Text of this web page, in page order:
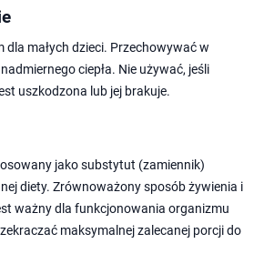
dla małych dzieci. Przechowywać w
ciepła. Nie używać, jeśli
uszkodzona lub jej brakuje.
jako substytut (zamiennik)
diety. Zrównoważony sposób żywienia i
ważny dla funkcjonowania organizmu
maksymalnej zalecanej porcji do